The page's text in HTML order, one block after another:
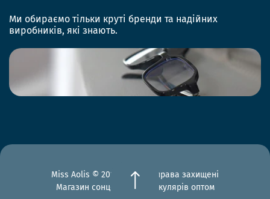
Ми обираємо тільки круті бренди та надійних
виробників, які знають.
Miss Aolis © 2012-2026 Всі права захищені
Магазин сонцезахисних окулярів оптом